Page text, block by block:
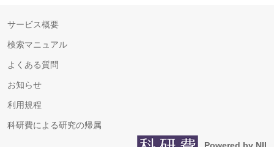
サービス概要
検索マニュアル
よくある質問
お知らせ
利用規程
科研費による研究の帰属